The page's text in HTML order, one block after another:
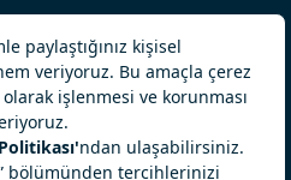
Reserved.
информационного общества